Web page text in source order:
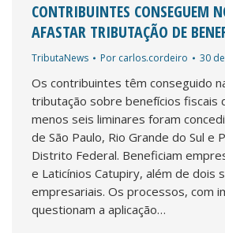
CONTRIBUINTES CONSEGUEM
AFASTAR TRIBUTAÇÃO DE
TributaNews Por carlos.cordeiro 30
Os contribuintes têm conseguido
tributação sobre benefícios fiscais
menos seis liminares foram
de São Paulo, Rio Grande do Sul e
Distrito Federal. Beneficiam
e Laticínios Catupiry, além de dois
empresariais. Os processos, com
questionam a aplicação…